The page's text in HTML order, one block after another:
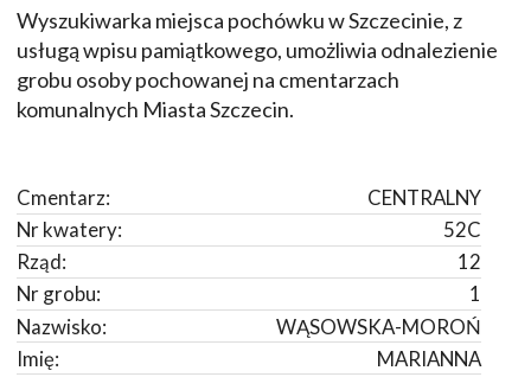
Wyszukiwarka miejsca pochówku w Szczecinie, z
usługą wpisu pamiątkowego, umożliwia odnalezienie
grobu osoby pochowanej na cmentarzach
komunalnych Miasta Szczecin.
CENTRALNY
Cmentarz:
52C
Nr kwatery:
12
Rząd:
1
Nr grobu:
WĄSOWSKA-MOROŃ
Nazwisko:
MARIANNA
Imię: